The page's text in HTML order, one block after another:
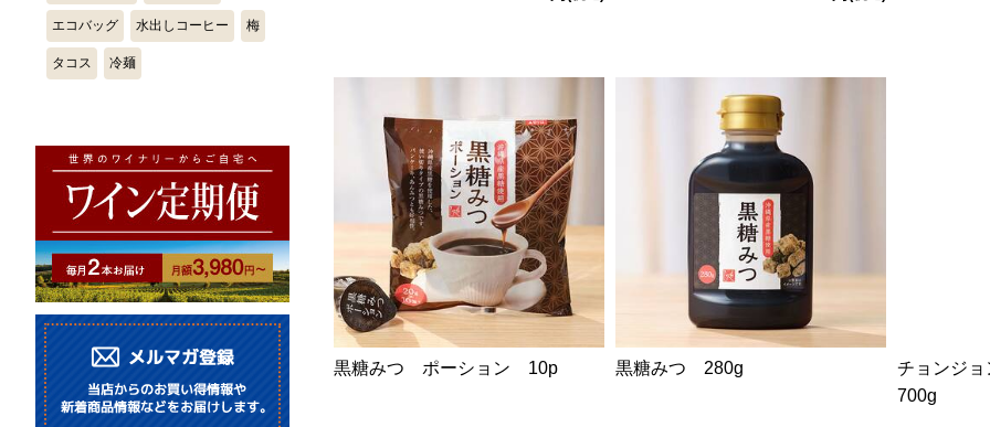
黒糖みつ ポーション 10p 黒糖みつ 280g
チョンジ
700g
エコバッグ 水出しコーヒー 梅
タコス 冷麺